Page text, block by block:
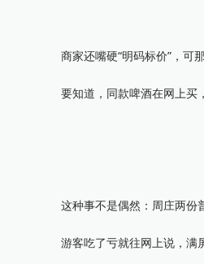
商家还嘴硬“明码标价”，可那
要知道，同款啤酒在网上买，
这种事不是偶然：周庄两份普
游客吃了亏就往网上说，满